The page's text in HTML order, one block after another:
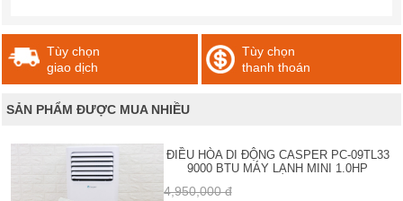
Tùy chọn
giao dịch
Tùy chọn
thanh thoán
SẢN PHẨM ĐƯỢC MUA NHIỀU
ĐIỀU HÒA DI ĐỘNG CASPER PC-09TL33
9000 BTU MÁY LẠNH MINI 1.0HP
4,950,000 đ